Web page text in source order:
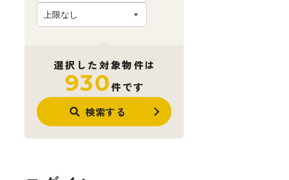
選択した対象物件は
930件です
検索する